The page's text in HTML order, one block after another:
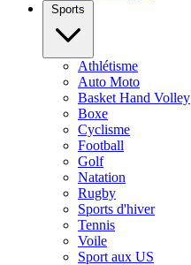
Sports
Athlétisme
Auto Moto
Basket Hand Volley
Boxe
Cyclisme
Football
Golf
Natation
Rugby
Sports d'hiver
Tennis
Voile
Sport aux US